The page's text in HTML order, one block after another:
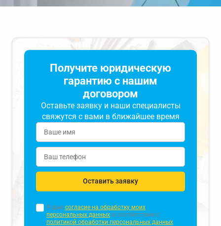
Получите юридическую
гарантию с нашим
договором
Оставьте заявку и наши специалисты
свяжутся с вами в ближайшее время
Оставить заявку
Я даю согласие на обработку моих
персональных данных в соответствии с
политикой обработки персональных данных